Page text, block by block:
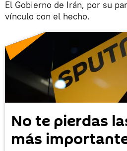
El Gobierno de Irán, por su
vínculo con el hecho.
No te pierdas
más